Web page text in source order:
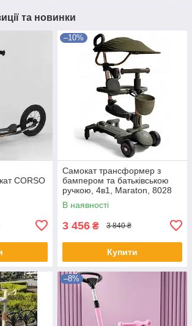
та новинки
CORSO
–10%
Самокат трансформер з
бампером та батьківською
ручкою, 4в1, Maraton, 8028
хакі
В наявності
3 456 ₴ 3 840 ₴
Купити
–8%